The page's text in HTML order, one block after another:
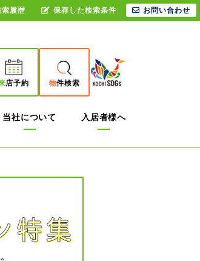
店予約 物件検索
当社について 入居者様へ
索履歴 保存した検索条件 お問い合わせ